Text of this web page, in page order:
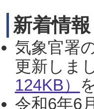
新着情報
気象官署
更新しま
124KB）
令和6年6